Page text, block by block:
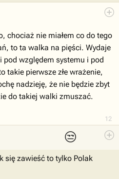
12
chociaż nie miałem co do tego
to ta walka na pięści. Wydaje
pod względem systemu i pod
takie pierwsze złe wrażenie,
nadzieję, że nie będzie zbyt
do takiej walki zmuszać.
😒
się zawieść to tylko Polak